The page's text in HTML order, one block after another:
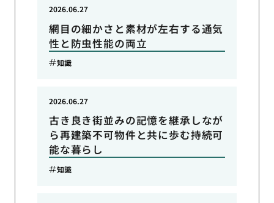
網目の細かさと素材が左右する通気
性と防虫性能の両立
2026.06.27
知識
古き良き街並みの記憶を継承しなが
ら再建築不可物件と共に歩む持続可
能な暮らし
2026.06.27
知識